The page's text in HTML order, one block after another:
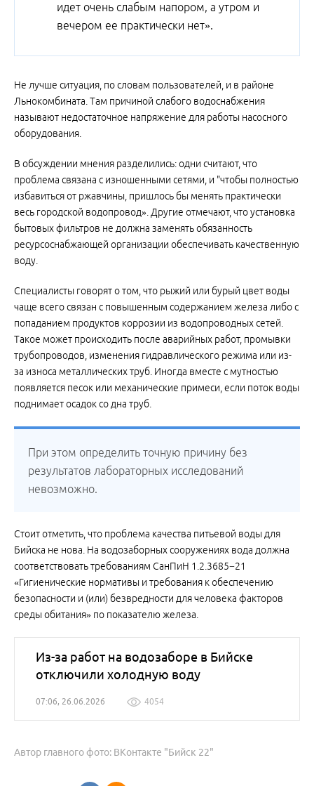
идет очень слабым напором, а утром и
вечером ее практически нет».
Не лучше ситуация, по словам пользователей, и в районе
Льнокомбината. Там причиной слабого водоснабжения
называют недостаточное напряжение для работы насосного
оборудования.
В обсуждении мнения разделились: одни считают, что
проблема связана с изношенными сетями, и "чтобы полностью
избавиться от ржавчины, пришлось бы менять практически
весь городской водопровод». Другие отмечают, что установка
бытовых фильтров не должна заменять обязанность
ресурсоснабжающей организации обеспечивать качественную
воду.
Специалисты говорят о том, что рыжий или бурый цвет воды
чаще всего связан с повышенным содержанием железа либо с
попаданием продуктов коррозии из водопроводных сетей.
Такое может происходить после аварийных работ, промывки
трубопроводов, изменения гидравлического режима или из-
за износа металлических труб. Иногда вместе с мутностью
появляется песок или механические примеси, если поток воды
поднимает осадок со дна труб.
При этом определить точную причину без
результатов лабораторных исследований
невозможно.
Стоит отметить, что проблема качества питьевой воды для
Бийска не нова. На водозаборных сооружениях вода должна
соответствовать требованиям СанПиН 1.2.3685−21
«Гигиенические нормативы и требования к обеспечению
безопасности и (или) безвредности для человека факторов
среды обитания» по показателю железа.
Из-за работ на водозаборе в Бийске
отключили холодную воду
07:06, 26.06.2026 4054
Автор главного фото: ВКонтакте "Бийск 22"